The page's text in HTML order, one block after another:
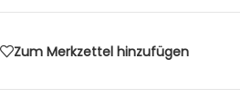
Zum Merkzettel hinzufügen